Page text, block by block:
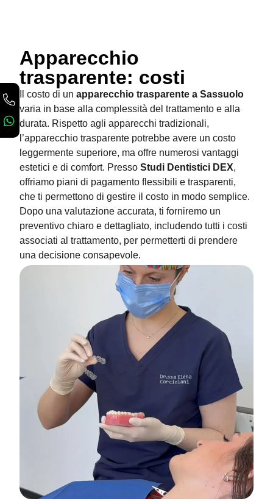
Apparecchio
trasparente: costi
Il costo di un apparecchio trasparente a Sassuolo
varia in base alla complessità del trattamento e alla
durata. Rispetto agli apparecchi tradizionali,
l’apparecchio trasparente potrebbe avere un costo
leggermente superiore, ma offre numerosi vantaggi
estetici e di comfort. Presso Studi Dentistici DEX,
offriamo piani di pagamento flessibili e trasparenti,
che ti permettono di gestire il costo in modo semplice.
Dopo una valutazione accurata, ti forniremo un
preventivo chiaro e dettagliato, includendo tutti i costi
associati al trattamento, per permetterti di prendere
una decisione consapevole.